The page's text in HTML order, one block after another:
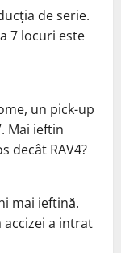
de serie.
7 locuri este
un pick-up
Mai ieftin
decât RAV4?
mai ieftină.
accizei a intrat